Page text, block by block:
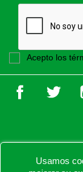
Acepto los
Facebook
PRODUCTOS
Usamos